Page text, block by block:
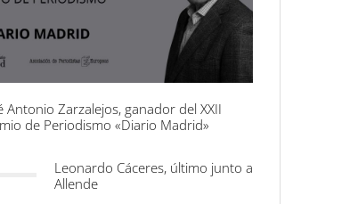
Antonio Zarzalejos, ganador del XXII
de Periodismo «Diario Madrid»
Leonardo Cáceres, último junto a
Allende